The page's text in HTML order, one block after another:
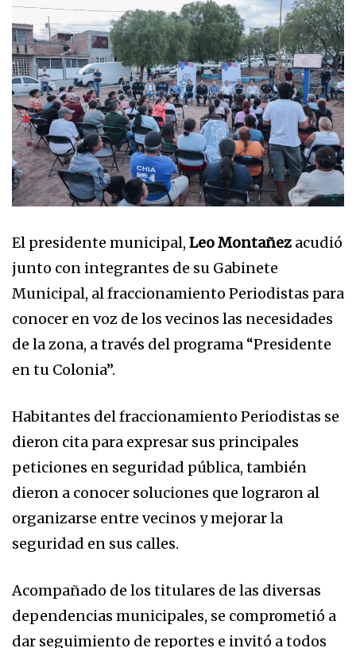
El presidente municipal, Leo Montañez acudió
junto con integrantes de su Gabinete
Municipal, al fraccionamiento Periodistas para
conocer en voz de los vecinos las necesidades
de la zona, a través del programa “Presidente
en tu Colonia”.
Habitantes del fraccionamiento Periodistas se
dieron cita para expresar sus principales
peticiones en seguridad pública, también
dieron a conocer soluciones que lograron al
organizarse entre vecinos y mejorar la
seguridad en sus calles.
Acompañado de los titulares de las diversas
dependencias municipales, se comprometió a
dar seguimiento de reportes e invitó a todos